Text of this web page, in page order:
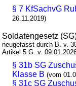
§ 7 KfSachvG
26.11.2019)
Soldatengesetz
neugefasst durch B. v.
Artikel 5 G. v.
§ 31b SG
Klasse B (vom
§ 31c SG